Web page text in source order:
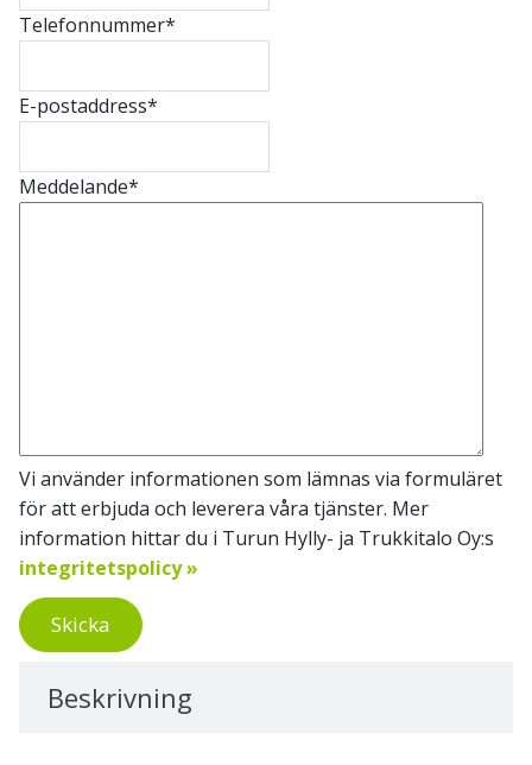
Telefonnummer*
E-postaddress*
Meddelande*
Vi använder informationen som lämnas via formuläret
för att erbjuda och leverera våra tjänster. Mer
information hittar du i Turun Hylly- ja Trukkitalo Oy:s
integritetspolicy »
Skicka
Beskrivning